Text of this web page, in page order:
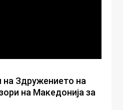
на Здружението на
на Македонија за